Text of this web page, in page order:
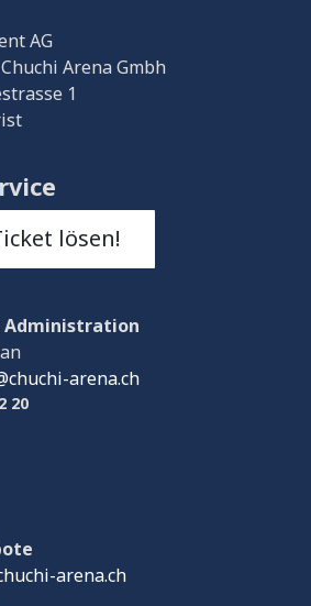
AG
Arena Gmbh
1
lösen!
Administration
arena.ch
20
arena.ch